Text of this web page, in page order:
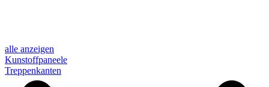
alle anzeigen
Kunstoffpaneele
Treppenkanten